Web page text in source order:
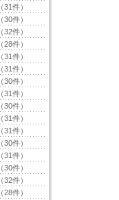
（31件）
（30件）
（32件）
（28件）
（31件）
（31件）
（30件）
（31件）
（30件）
（31件）
（31件）
（30件）
（31件）
（30件）
（32件）
（28件）